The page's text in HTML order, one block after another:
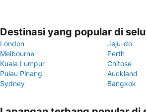
Destinasi yang popular di
London
Jeju-do
Melbourne
Perth
Kuala Lumpur
Chitose
Pulau Pinang
Auckland
Sydney
Bangkok